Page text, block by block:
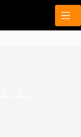
پرش
محتوا